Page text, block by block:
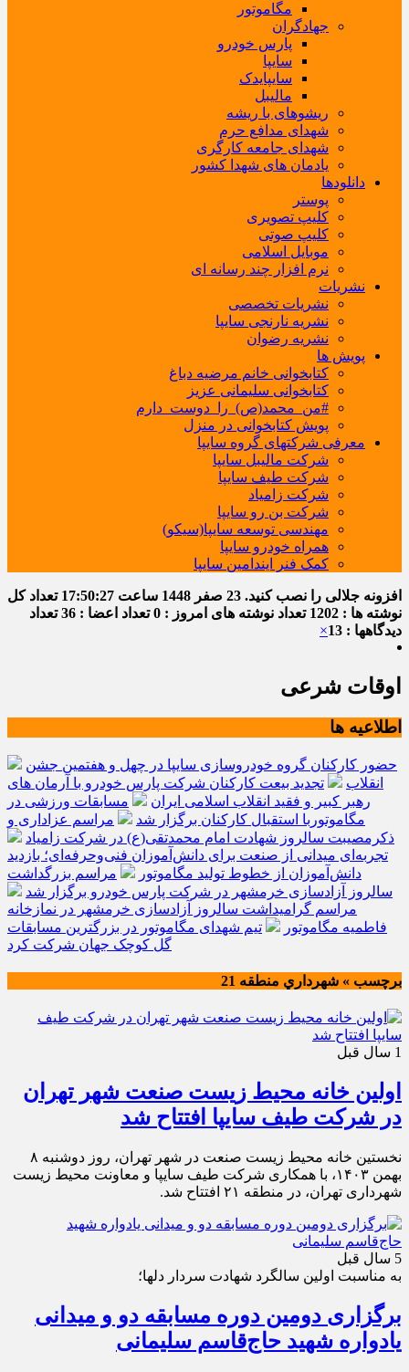
مگاموتور
جهادگران
پارس خودرو
سایپا
سایپایدک
مالیبل
ریشوهای با ریشه
شهدای مدافع حرم
شهدای جامعه کارگری
یادمان های شهدا کشور
دانلودها
پوستر
کلیپ تصویری
کلیپ صوتی
موبایل اسلامی
نرم افزار چند رسانه ای
نشریات
نشریات تخصصی
نشریه نارنجی سایپا
نشریه رضوان
پویش ها
کتابخوانی خانم مرضیه دباغ
کتابخوانی سلیمانی عزیز
#من_محمد(ص)_را_دوست_دارم
پویش کتابخوانی در منزل
معرفی شرکتهای گروه سایپا
شرکت مالیبل سایپا
شرکت طیف سایپا
شرکت زامیاد
شرکت بن رو سایپا
مهندسی توسعه سایپا(سیکو)
همراه خودرو سایپا
کمک فنر ایندامین سایپا
افزونه جلالی را نصب کنید. 23 صفر 1448 ساعت 17:50:27 تعداد کل
نوشته ها : 1202
تعداد نوشته های امروز : 0 تعداد اعضا : 36
تعداد
دیدگاهها : 13
×
اوقات شرعی
اطلاعیه ها
حضور کارکنان گروه خودروسازی سایپا در چهل و هفتمین جشن
انقلاب
تجدید بیعت کارکنان شرکت پارس خودرو با آرمان های
رهبر کبیر و فقید انقلاب اسلامی ایران
مسابقات ورزشی در
مگاموتوربا استقبال کارکنان برگزار شد
مراسم عزاداری و
ذکرمصیبت سالروز شهادت امام محمدتقی(ع) در شرکت زامیاد
تجربه‌ای میدانی از صنعت برای دانش‌آموزان فنی‌وحرفه‌ای؛ بازدید
دانش‌آموزان از خطوط تولید مگاموتور
مراسم بزرگداشت
سالروز آزادسازی خرمشهر در شرکت پارس خودرو برگزار شد
مراسم گرامیداشت سالروز آزادسازی خرمشهر در نمازخانه
فاطمیه مگاموتور
تیم شهدای مگاموتور در بزرگترین مسابقات
گل کوچک جهان شرکت کرد
برچسب » شهرداري منطقه 21
1 سال قبل
اولین خانه محیط زیست صنعت شهر تهران
در شرکت طیف سایپا افتتاح شد
نخستین خانه محیط زیست صنعت در شهر تهران، روز دوشنبه ۸
بهمن ۱۴۰۳، با همکاری شرکت طیف سایپا و معاونت محیط زیست
شهرداری تهران، در منطقه ۲۱ افتتاح شد.
5 سال قبل
به مناسبت اولين سالگرد شهادت سردار دلها؛
برگزاری دومین‌ دوره مسابقه دو و میدانی
یادواره شهید حاج‌قاسم سلیمانی